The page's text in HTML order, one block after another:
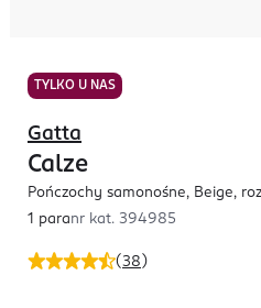
TYLKO U NAS
(38 )
Gatta
Calze
Pończochy samonośne, Beige,
1 paranr kat. 394985